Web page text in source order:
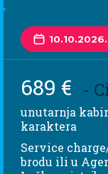
689 € -
unutarnja
karaktera
Service
brodu ili u